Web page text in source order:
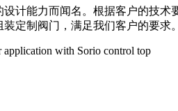
计能力而闻名。根据客户的技
定制阀门，满足我们客户的要求。